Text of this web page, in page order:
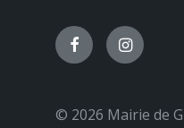
Facebook
© 2026 Mairie de